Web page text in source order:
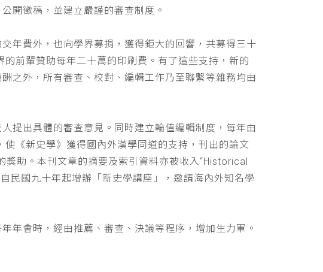
開徵稿，並建立嚴謹的審查制度。
年費外，也向學界募捐，獲得鉅大的回響，共募得三十
前輩贊助每年二十萬的印刷費。有了這些支持，新的
之外，所有審查、校對、編輯工作乃至聯繫等雜務均由
提出具體的審查意見。同時建立輪值編輯制度，每年由
《新史學》獲得國內外漢學同道的支持，刊出的論文
助。本刊文章的摘要及索引資料亦被收入“Historical
民國九十年起增辦「新史學講座」，邀請海內外知名學
年會時，經由推薦、審查、決議等程序，增加生力軍。